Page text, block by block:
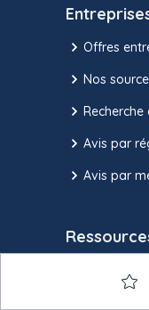
Offres
Nos
Recherche
Avis par
Avis par
Actualités